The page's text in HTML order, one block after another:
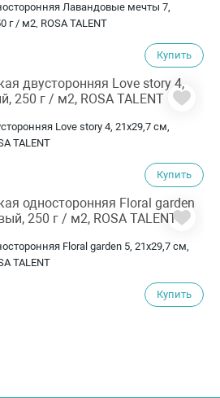
Лавандовые мечты 7,
г / м2, ROSA TALENT
Купить
Love story 4, 21х29,7 см,
TALENT
Купить
Floral garden 5, 21х29,7 см,
TALENT
Купить